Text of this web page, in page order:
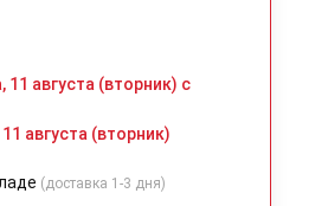
11 августа (вторник) с
августа (вторник)
(доставка 1-3 дня)